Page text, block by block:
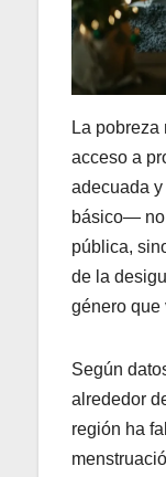
La
acceso a
adecuada
básico— no
pública,
de la
género que
Según
alrededor
región ha